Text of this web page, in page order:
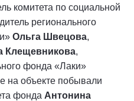
комитета по социальной
регионального
Ольга Швецова,
Клещевникова,
фонда «Лаки»
на объекте побывали
фонда Антонина